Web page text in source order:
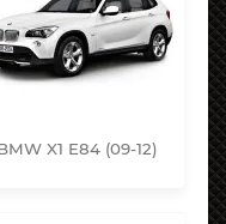
X1 E84 (09-12)